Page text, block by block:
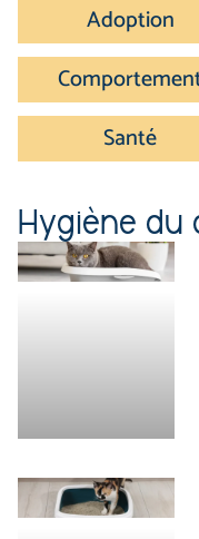
Adoption
Santé
Hygiène du